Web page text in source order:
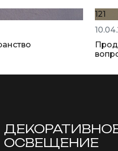
121
ОСВЕЩЕНИЕ